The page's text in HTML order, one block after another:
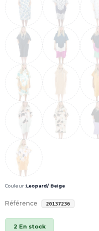
Couleur :Leopard/ Beige
Référence 20137236
2 En stock